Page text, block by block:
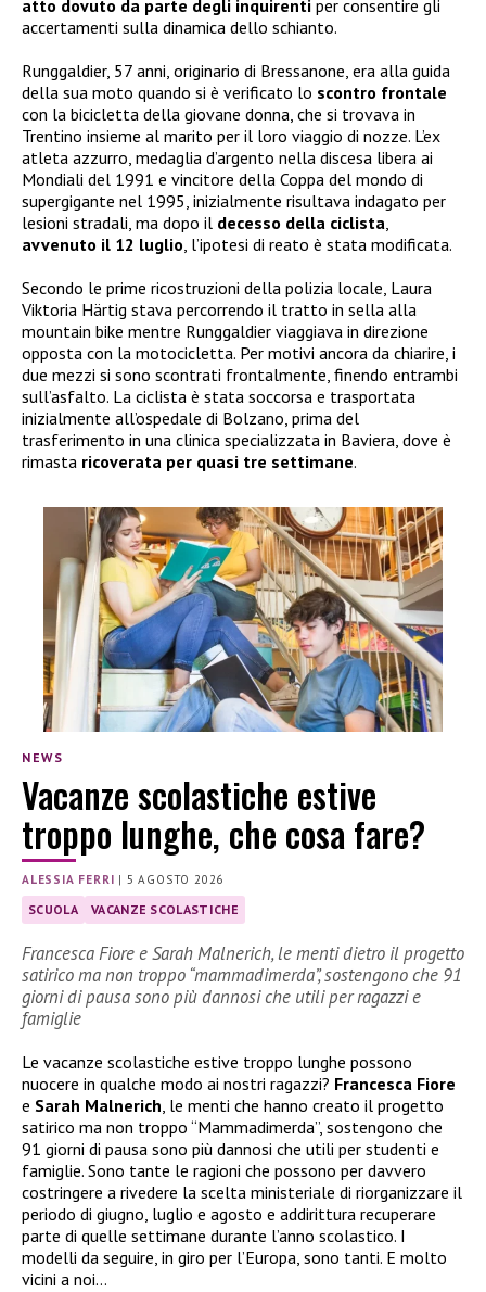
atto dovuto da parte degli inquirenti per consentire gli
accertamenti sulla dinamica dello schianto.
Runggaldier, 57 anni, originario di Bressanone, era alla guida
della sua moto quando si è verificato lo scontro frontale
con la bicicletta della giovane donna, che si trovava in
Trentino insieme al marito per il loro viaggio di nozze. L’ex
atleta azzurro, medaglia d’argento nella discesa libera ai
Mondiali del 1991 e vincitore della Coppa del mondo di
supergigante nel 1995, inizialmente risultava indagato per
lesioni stradali, ma dopo il decesso della ciclista,
avvenuto il 12 luglio, l’ipotesi di reato è stata modificata.
Secondo le prime ricostruzioni della polizia locale, Laura
Viktoria Härtig stava percorrendo il tratto in sella alla
mountain bike mentre Runggaldier viaggiava in direzione
opposta con la motocicletta. Per motivi ancora da chiarire, i
due mezzi si sono scontrati frontalmente, finendo entrambi
sull’asfalto. La ciclista è stata soccorsa e trasportata
inizialmente all’ospedale di Bolzano, prima del
trasferimento in una clinica specializzata in Baviera, dove è
rimasta ricoverata per quasi tre settimane.
NEWS
Vacanze scolastiche estive
troppo lunghe, che cosa fare?
ALESSIA FERRI | 5 AGOSTO 2026
SCUOLA VACANZE SCOLASTICHE
Francesca Fiore e Sarah Malnerich, le menti dietro il progetto
satirico ma non troppo “mammadimerda”, sostengono che 91
giorni di pausa sono più dannosi che utili per ragazzi e
famiglie
Le vacanze scolastiche estive troppo lunghe possono
nuocere in qualche modo ai nostri ragazzi? Francesca Fiore
e Sarah Malnerich, le menti che hanno creato il progetto
satirico ma non troppo “Mammadimerda”, sostengono che
91 giorni di pausa sono più dannosi che utili per studenti e
famiglie. Sono tante le ragioni che possono per davvero
costringere a rivedere la scelta ministeriale di riorganizzare il
periodo di giugno, luglio e agosto e addirittura recuperare
parte di quelle settimane durante l’anno scolastico. I
modelli da seguire, in giro per l’Europa, sono tanti. E molto
vicini a noi…